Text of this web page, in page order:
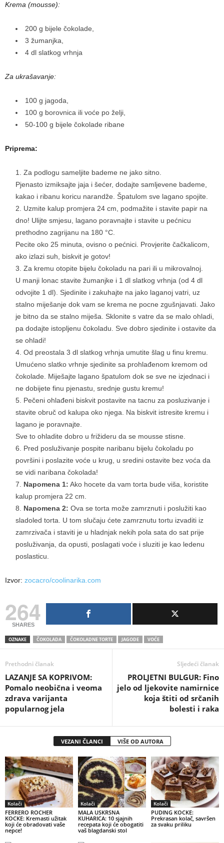
Krema (mousse):
200 g bijele čokolade,
3 žumanjka,
4 dl slatkog vrhnja
Za ukrašavanje:
100 g jagoda,
100 g borovnica ili voće po želji,
50-100 g bijele čokolade ribane
Priprema:
Za podlogu sameljite bademe ne jako sitno.
Pjenasto izmiksajte jaja i šećer, dodajte samljevene bademe,
kakao i ribanu koricu narandže. Špatulom sve lagano spojite.
Uzmite kalup promjera 24 cm, podmažite i stavite papir na
dno! Ulijte smjesu, lagano poravnajte i stavite u pećnicu
prethodno zagrijanu na 180 °C.
Pecite oko 25 minuta, ovisno o pećnici. Provjerite čačkalicom,
ako izlazi suh, biskvit je gotov!
Za kremu otopite bijelu čokoladu na pari ili u mikrovalnoj.
U manji lonac stavite žumanjke i 1 dl slatkog vrhnja (od 4 dl
odvojite 1 dl). Sjedinite i zakuhajte na jako laganoj vatri, uz
stalno miješanje dok vam se krema ne pocne zgušnjavati. Jako
je bitno da se stalno miješa. Sklonite s vatre da se malo ohladi,
pa dodajte istopljenu čokoladu. Sve dobro sjedinite i ostavite da
se ohladi!
Od preostala 3 dl slatkog vrhnja umutite šlag u finu kremu.
Umućeno slatko vrhnje sjedinite sa prohlađenom kremom od
čokolade. Miješajte lagano špatulom dok se sve ne izjednaci i
ne dobijete finu pjenastu, srednje gustu kremu!
Pečeni ohlađeni biskvit postavite na tacnu za posluzivanje i
stavite obruč od kalupa oko njega. Na biskvit istresite kremu i
lagano je poravnajte.
Sve to ohladite dobro u frižideru da se mousse stisne.
Pred posluživanje pospite naribanu bijelu čokoladu po
površini i poslazite voće u krug, u sredini ostavite bez voća da
se vidi naribana čokolada!
Napomena 1: Ako hocete da vam torta bude viša, koristite
kalup promjera 22 cm.
Napomena 2: Ova se torta može zamrznuti i poslužiti kao
sladoled torta. U tom slučaju ćete zamrznutu tortu izvaditi iz
zamrzivača i staviti je u hladnjak nekih pola sata do sat prije
posluživanja, da opusti, poslagati voće i sluziti je kao ledenu
poslasticu.
Izvor: zocacro/coolinarika.com
264
SHARES
OZNAKE ČOKOLADA ČOKOLADNE TORTE JAGODE VOĆE
Prethodni članak
LAZANJE SA KOPRIVOM:
Pomalo neobična i veoma
zdrava varijanta
popularnog jela
Sljedeći članak
PROLJETNI BULGUR: Fino
jelo od ljekovite namirnice
koja štiti od srčanih
bolesti i raka
VEZANI ČLANCI VIŠE OD AUTORA
Kolači
FERRERO ROCHER
KOCKE: Kremasti užitak
koji će obradovati vaše
nepce!
Kolači
MALA USKRSNA
KUHARICA: 10 sjajnih
recepata koji će obogatiti
vaš blagdanski stol
Kolači
PUDING KOCKE:
Prekrasan kolač, savršen
za svaku priliku